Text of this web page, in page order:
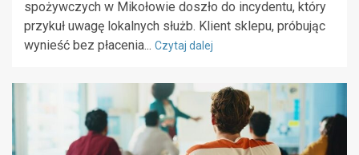
spożywczych w Mikołowie doszło do incydentu, który
przykuł uwagę lokalnych służb. Klient sklepu, próbując
wynieść bez płacenia... Czytaj dalej